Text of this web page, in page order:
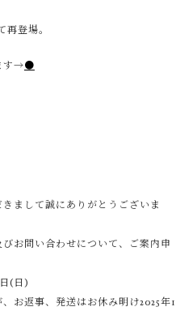
登場。
す→●
まして誠にありがとうございま
お問い合わせについて、ご案内申
(日)
お返事、発送はお休み明け2025年1